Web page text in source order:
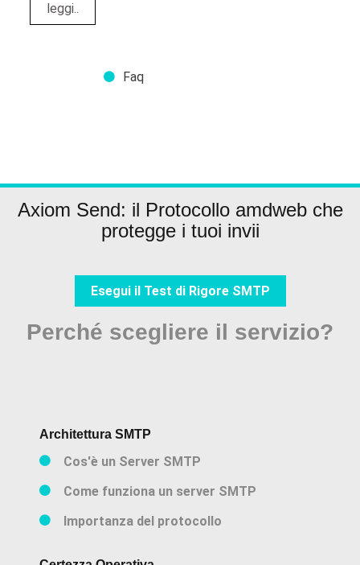
leggi..
Faq
Axiom Send: il Protocollo amdweb che
protegge i tuoi invii
Esegui il Test di Rigore SMTP
Perché scegliere il servizio?
Architettura SMTP
Cos'è un Server SMTP
Come funziona un server SMTP
Importanza del protocollo